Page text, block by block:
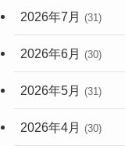
2026年7月 (31)
2026年6月 (30)
2026年5月 (31)
2026年4月 (30)